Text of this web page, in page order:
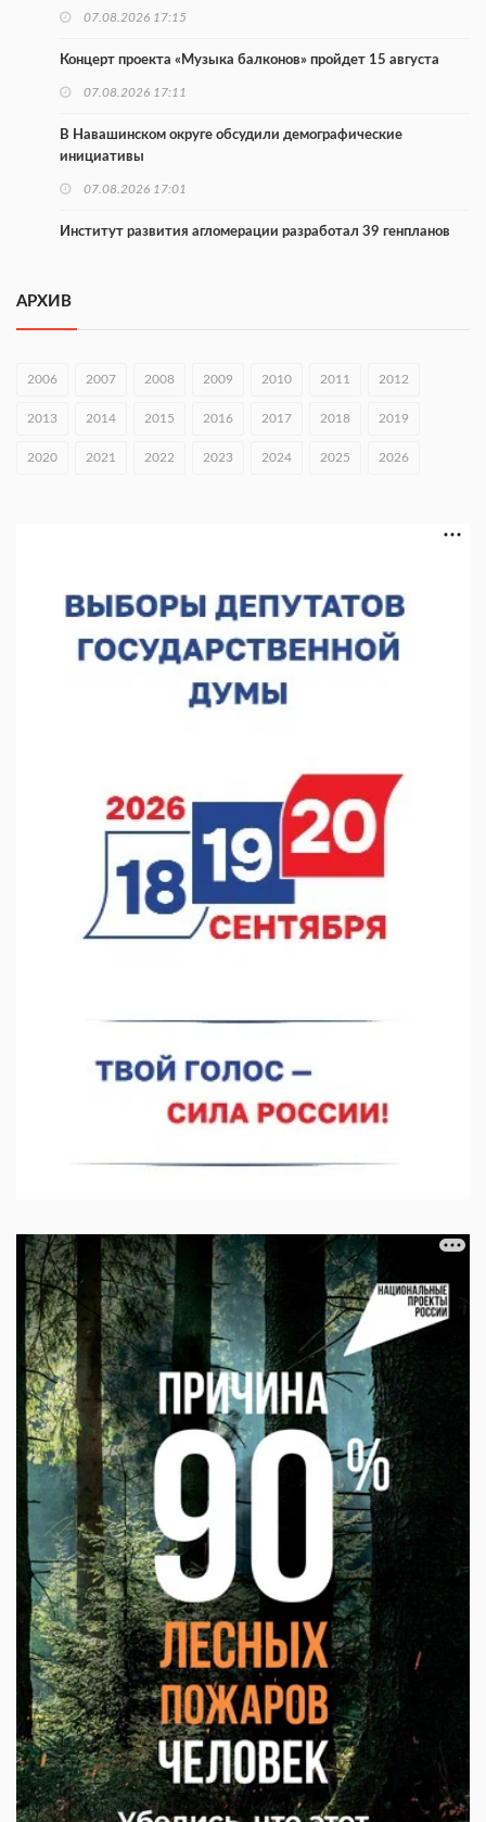
07.08.2026 17:15
Концерт проекта «Музыка балконов» пройдет 15 августа
07.08.2026 17:11
В Навашинском округе обсудили демографические
инициативы
07.08.2026 17:01
Институт развития агломерации разработал 39 генпланов
С 8 августа изменят схему движения на въезде в Нижний
Новгород
оперштаба
07.08.2026 14:54
пожарного
07.08.2026 12:15
В Нижнем Новгороде прошло совещание Росгвардии
07.08.2026 12:04
АРХИВ
2006 2007 2008 2009 2010 2011 2012
2013 2014 2015 2016 2017 2018 2019
2020 2021 2022 2023 2024 2025 2026